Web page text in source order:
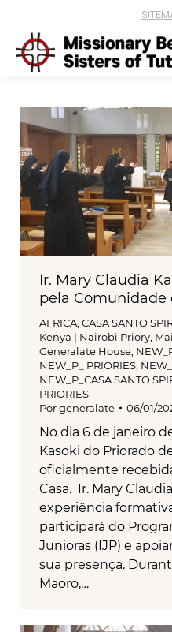
Ir. Mary Claudia
pela Comunidade
AFRICA CASA SANTO
Kenya | Nairobi Priory
Generalate House
NEW_P_ PRIORIES
NEW_P_CASA SANTO
PRIORIES
Porgeneralate 06/01/
No dia 6 de janeiro
Kasoki do Priorado
oficialmente
Casa. Ir. Mary
experiência
participará do
Junioras (IJP) e
sua presença.
Maoro,…